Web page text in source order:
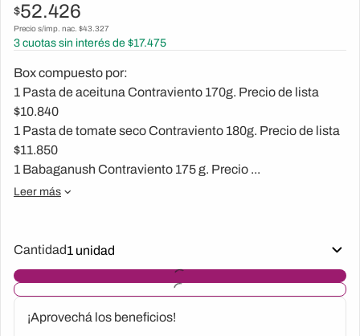
$52.426
Precio s/imp. nac. $43.327
3 cuotas sin interés de $17.475
Box compuesto por:
1 Pasta de aceituna Contraviento 170g. Precio de lista
$10.840
1 Pasta de tomate seco Contraviento 180g. Precio de lista
$11.850
1 Babaganush Contraviento 175 g. Precio ...
Leer más
¡Aprovechá los beneficios!
Cantidad